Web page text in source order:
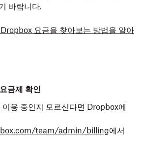
바랍니다.
요금을 찾아보는 방법을 알아
금제 확인
이용 중인지 모르신다면 Dropbox에
team/admin/billing에서